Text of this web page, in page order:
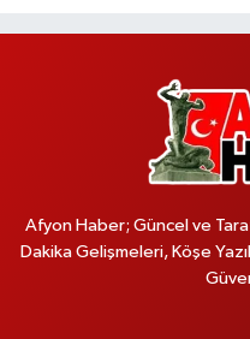
Afyon Haber; Güncel ve
Dakika Gelişmeleri, Köşe